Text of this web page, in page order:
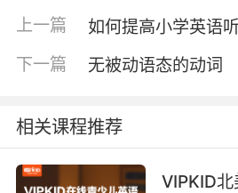
能动性。比如每天坚持10分
每天开口朗读英文故事都是
积累的认知。比如每周观看
更能激发孩子对于英语学习
乐的方式不仅能促进学习，
学习。
上一篇 如何提高小学英语
下一篇 无被动语态的动词
相关课程推荐
VIPKID